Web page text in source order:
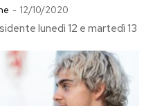
- 12/10/2020
lunedì 12 e martedì 13